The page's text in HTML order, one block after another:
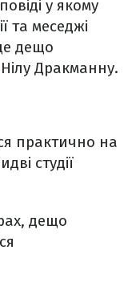
у якому
та меседжі
дещо
Дракманну.
практично на
студії
дещо